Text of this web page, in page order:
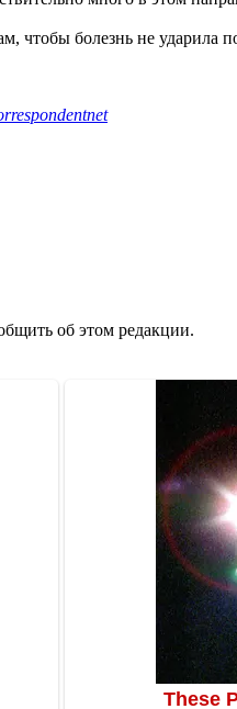
чтобы болезнь не ударила
об этом редакции.